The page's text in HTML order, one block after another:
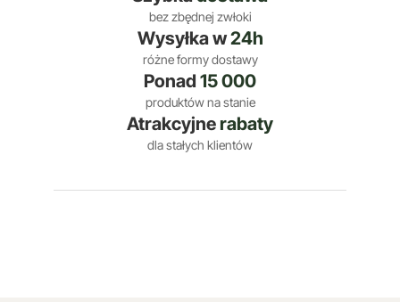
bez zbędnej zwłoki
Wysyłka w24h
różne formy dostawy
Ponad 15 000
produktów na stanie
Atrakcyjnerabaty
dla stałych klientów